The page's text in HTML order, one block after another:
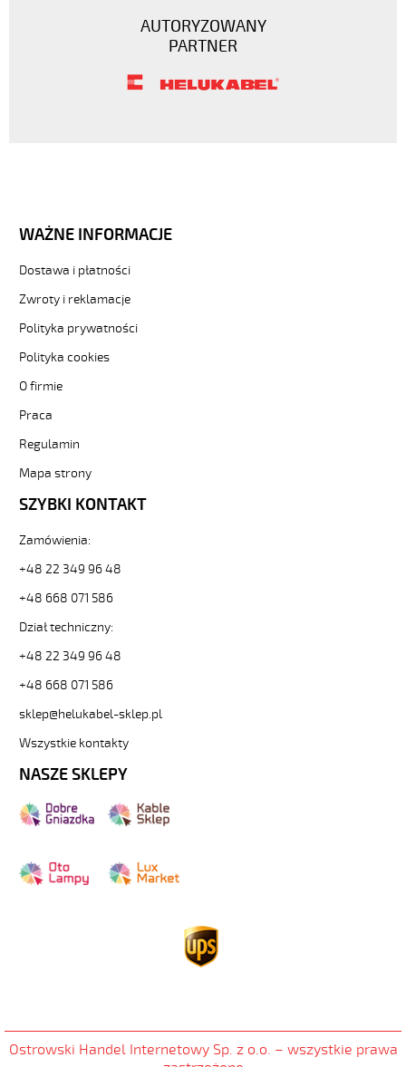
AUTORYZOWANY
PARTNER
WAŻNE INFORMACJE
Dostawa i płatności
Zwroty i reklamacje
Polityka prywatności
Polityka cookies
O firmie
Praca
Regulamin
Mapa strony
SZYBKI KONTAKT
Zamówienia:
+48 22 349 96 48
+48 668 071 586
Dział techniczny:
+48 22 349 96 48
+48 668 071 586
sklep@helukabel-sklep.pl
Wszystkie kontakty
NASZE SKLEPY
Ostrowski Handel Internetowy Sp. z o.o. – wszystkie prawa